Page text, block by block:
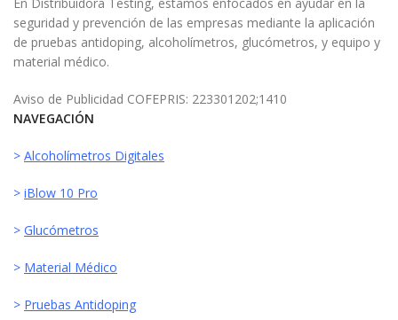
seguridad y prevención de las empresas mediante la aplicación
de pruebas antidoping, alcoholímetros, glucómetros, y equipo y
material médico.
Aviso de Publicidad COFEPRIS: 223301202;1410
NAVEGACIÓN
> Alcoholímetros Digitales
> iBlow 10 Pro
> Glucómetros
> Material Médico
> Pruebas Antidoping